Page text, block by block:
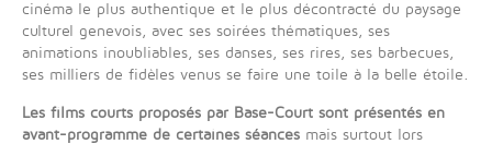
cinéma le plus authentique et le plus décontracté du paysage
culturel genevois, avec ses soirées thématiques, ses
animations inoubliables, ses danses, ses rires, ses barbecues,
ses milliers de fidèles venus se faire une toile à la belle étoile.
Les films courts proposés par Base-Court sont présentés en
avant-programme de certaines séances mais surtout lors